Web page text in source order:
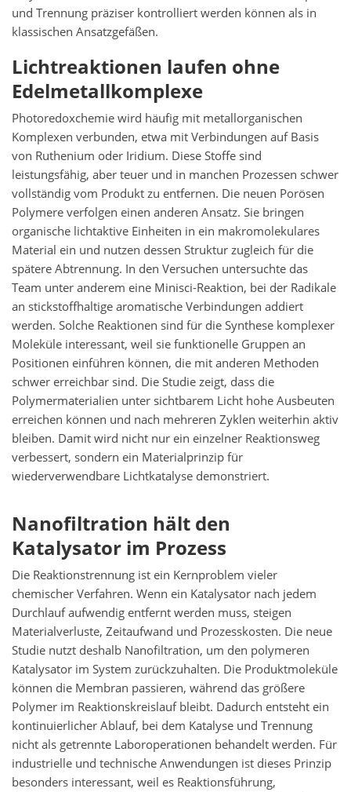
und Trennung präziser kontrolliert werden können als in
klassischen Ansatzgefäßen.
Lichtreaktionen laufen ohne
Edelmetallkomplexe
Photoredoxchemie wird häufig mit metallorganischen
Komplexen verbunden, etwa mit Verbindungen auf Basis
von Ruthenium oder Iridium. Diese Stoffe sind
leistungsfähig, aber teuer und in manchen Prozessen schwer
vollständig vom Produkt zu entfernen. Die neuen Porösen
Polymere verfolgen einen anderen Ansatz. Sie bringen
organische lichtaktive Einheiten in ein makromolekulares
Material ein und nutzen dessen Struktur zugleich für die
spätere Abtrennung. In den Versuchen untersuchte das
Team unter anderem eine Minisci-Reaktion, bei der Radikale
an stickstoffhaltige aromatische Verbindungen addiert
werden. Solche Reaktionen sind für die Synthese komplexer
Moleküle interessant, weil sie funktionelle Gruppen an
Positionen einführen können, die mit anderen Methoden
schwer erreichbar sind. Die Studie zeigt, dass die
Polymermaterialien unter sichtbarem Licht hohe Ausbeuten
erreichen können und nach mehreren Zyklen weiterhin aktiv
bleiben. Damit wird nicht nur ein einzelner Reaktionsweg
verbessert, sondern ein Materialprinzip für
wiederverwendbare Lichtkatalyse demonstriert.
Nanofiltration hält den
Katalysator im Prozess
Die Reaktionstrennung ist ein Kernproblem vieler
chemischer Verfahren. Wenn ein Katalysator nach jedem
Durchlauf aufwendig entfernt werden muss, steigen
Materialverluste, Zeitaufwand und Prozesskosten. Die neue
Studie nutzt deshalb Nanofiltration, um den polymeren
Katalysator im System zurückzuhalten. Die Produktmoleküle
können die Membran passieren, während das größere
Polymer im Reaktionskreislauf bleibt. Dadurch entsteht ein
kontinuierlicher Ablauf, bei dem Katalyse und Trennung
nicht als getrennte Laboroperationen behandelt werden. Für
industrielle und technische Anwendungen ist dieses Prinzip
besonders interessant, weil es Reaktionsführung,